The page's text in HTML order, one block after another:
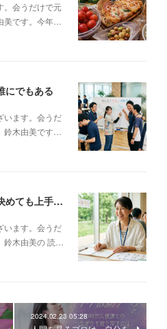
。会うだけで元
です。今年…
にでもある
います。会うだ
木由美です…
【やり切れる自分になる】決めても上手くいかない・邪魔が入るあなたが、再起動する方法
います。会うだ
木由美の 読…
2024.02.23 05:28